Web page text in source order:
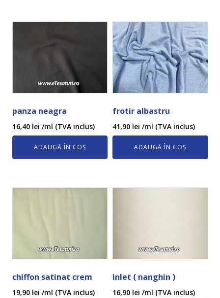
panza neagra
16,40 lei /ml (TVA inclus)
ADAUGĂ ÎN COȘ
frotir albastru
41,90 lei /ml (TVA inclus)
ADAUGĂ ÎN COȘ
chiffon satinat crem
19,90 lei /ml (TVA inclus)
inlet ( nanghin )
16,90 lei /ml (TVA inclus)